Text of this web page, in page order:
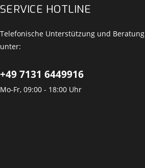
SERVICE HOTLINE
Telefonische Unterstützung und Beratung
unter:
+49 7131 6449916
Mo-Fr, 09:00 - 18:00 Uhr